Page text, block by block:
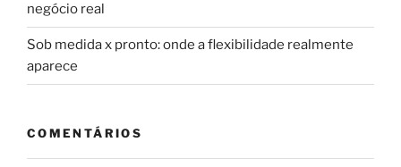
negócio real
Sob medida x pronto: onde a flexibilidade realmente
aparece
COMENTÁRIOS